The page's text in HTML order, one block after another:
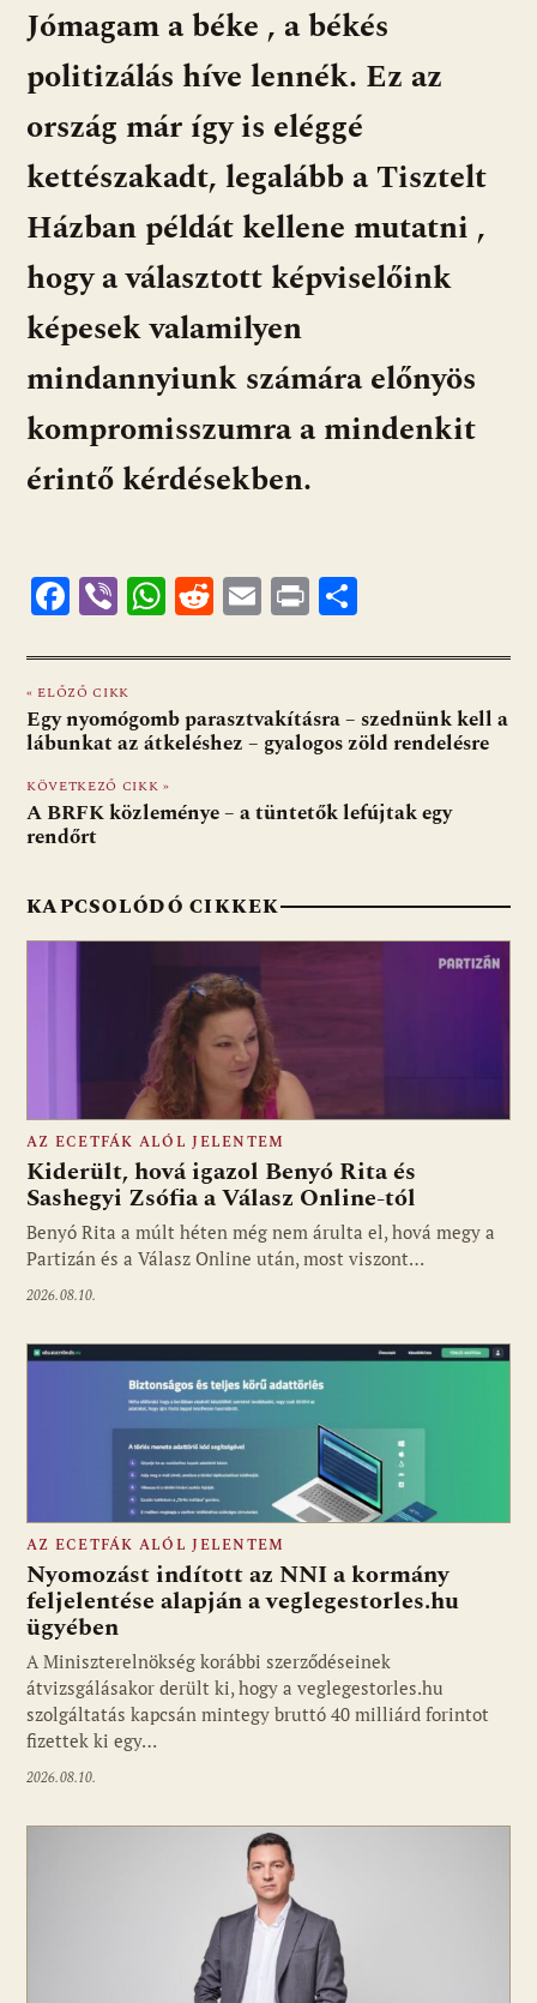
Jómagam a béke , a békés
politizálás híve lennék. Ez az
ország már így is eléggé
kettészakadt, legalább a Tisztelt
Házban példát kellene mutatni ,
hogy a választott képviselőink
képesek valamilyen
mindannyiunk számára előnyös
kompromisszumra a mindenkit
érintő kérdésekben.
F
e
b
o
o
k
Vi
er
W
at
s
A
p
p
R
d
di
t
E
ai
l
Pr
t za
m
e
« ELŐZŐ CIKK
Egy nyomógomb parasztvakításra – szednünk kell a
lábunkat az átkeléshez – gyalogos zöld rendelésre
KÖVETKEZŐ CIKK »
A BRFK közleménye – a tüntetők lefújtak egy
rendőrt
KAPCSOLÓDÓ CIKKEK
Fotó: media1.hu
AZ ECETFÁK ALÓL JELENTEM
Kiderült, hová igazol Benyó Rita és
Sashegyi Zsófia a Válasz Online-tól
Benyó Rita a múlt héten még nem árulta el, hová megy a
Partizán és a Válasz Online után, most viszont…
2026.08.10.
Fotó: media1.hu
AZ ECETFÁK ALÓL JELENTEM
Nyomozást indított az NNI a kormány
feljelentése alapján a veglegestorles.hu
ügyében
A Miniszterelnökség korábbi szerződéseinek
átvizsgálásakor derült ki, hogy a veglegestorles.hu
szolgáltatás kapcsán mintegy bruttó 40 milliárd forintot
fizettek ki egy…
2026.08.10.